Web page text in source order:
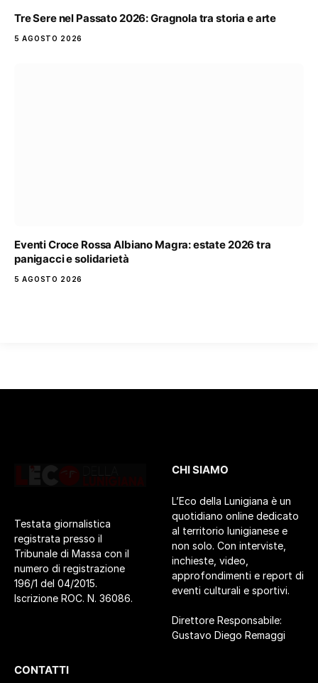
Tre Sere nel Passato 2026: Gragnola tra storia e arte
5 AGOSTO 2026
Eventi Croce Rossa Albiano Magra: estate 2026 tra
panigacci e solidarietà
5 AGOSTO 2026
Testata giornalistica
registrata presso il
Tribunale di Massa con il
numero di registrazione
196/1 del 04/2015.
Iscrizione ROC. N. 36086.
CHI SIAMO
L’Eco della Lunigiana è un
quotidiano online dedicato
al territorio lunigianese e
non solo. Con interviste,
inchieste, video,
approfondimenti e report di
eventi culturali e sportivi.
Direttore Responsabile:
Gustavo Diego Remaggi
CONTATTI